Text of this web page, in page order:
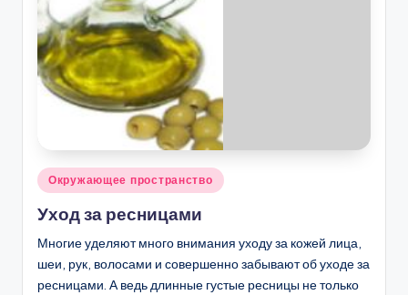
Опубликовано
Окружающее пространство
Уход за ресницами
Многие уделяют много внимания уходу за кожей лица,
шеи, рук, волосами и совершенно забывают об уходе за
ресницами. А ведь длинные густые ресницы не только